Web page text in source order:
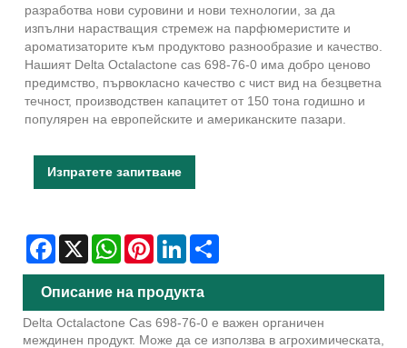
разработва нови суровини и нови технологии, за да
изпълни нарастващия стремеж на парфюмеристите и
ароматизаторите към продуктово разнообразие и качество.
Нашият Delta Octalactone cas 698-76-0 има добро ценово
предимство, първокласно качество с чист вид на безцветна
течност, производствен капацитет от 150 тона годишно и
популярен на европейските и американските пазари.
Изпратете запитване
Facebook
X WhatsAppPinterestLinkedIn
Описание на продукта
Delta Octalactone Cas 698-76-0 е важен органичен
междинен продукт. Може да се използва в агрохимическата,